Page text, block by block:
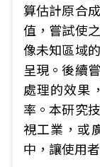
算估計原合
值，嘗試使
像未知區域
呈現。後續
處理的效果
率。本研究
視工業，或
中，讓使用